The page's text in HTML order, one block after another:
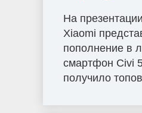
На
Xiaomi
пополнение в
смартфон Civi
получило